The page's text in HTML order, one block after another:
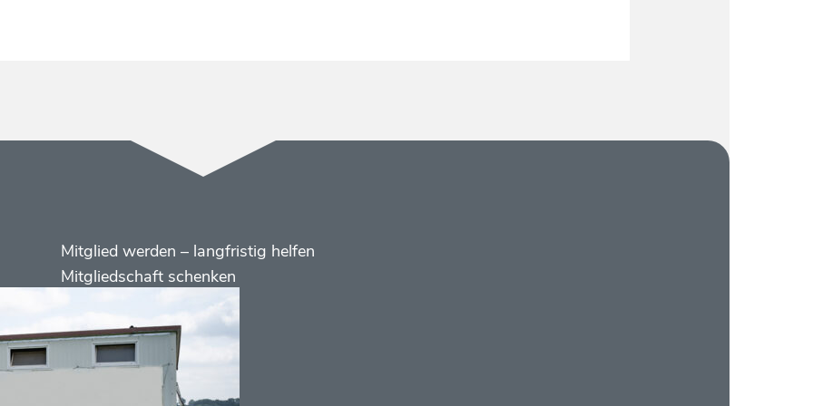
Menüs
Footer
2
Mitglied werden – langfristig helfen
Mitgliedschaft schenken
Social